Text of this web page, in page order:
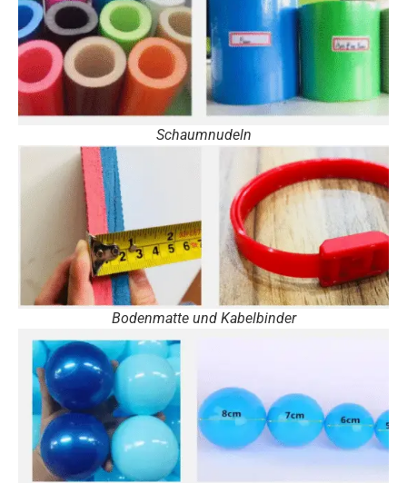
Schaumnudeln
Bodenmatte und Kabelbinder